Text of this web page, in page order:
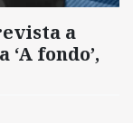
a
fondo’,